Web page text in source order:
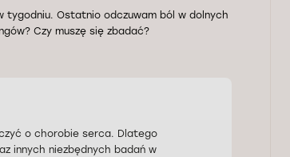
tygodniu. Ostatnio odczuwam ból w dolnych
Czy muszę się zbadać?
o chorobie serca. Dlatego
innych niezbędnych badań w